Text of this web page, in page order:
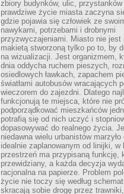
zbiory budynków, ulic,
prawdziwe życie miasta zaczyna
gdzie pojawia się człowiek ze
nawykami, potrzebami i drobnymi
przyzwyczajeniami. Miasto nie jest
makietą stworzoną tylko po to, by
na wizualizacji. Jest organizmem,
dnia oddycha ruchem pieszych,
osiedlowych ławkach, zapachem
światłami autobusów wracających
wieczorem do zajezdni. Dlatego
funkcjonują te miejsca, które nie
podporządkować mieszkańców
potrafią się od nich uczyć i
dopasowywać do realnego życia.
niedawna wielu urbanistów
idealnie zaplanowanym od linijki, w
przestrzeń ma przypisaną funkcję,
przewidziany, a każda decyzja
racjonalna na papierze. Problem
życie nie toczy się według
skracają sobie drogę przez